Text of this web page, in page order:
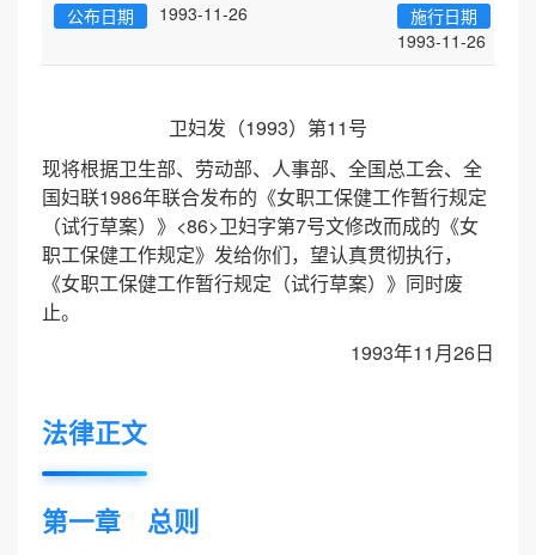
公布日期 1993-11-26
施行日期
1993-11-26
卫妇发（1993）第11号
现将根据卫生部、劳动部、人事部、全国总工会、全
国妇联1986年联合发布的《女职工保健工作暂行规定
（试行草案）》<86>卫妇字第7号文修改而成的《女
职工保健工作规定》发给你们，望认真贯彻执行，
《女职工保健工作暂行规定（试行草案）》同时废
止。
1993年11月26日
法律正文
第一章 总则